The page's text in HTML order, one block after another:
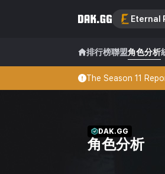
Eternal
排行榜聯盟角色分析
The Season 11
DAK.GG
角色分析